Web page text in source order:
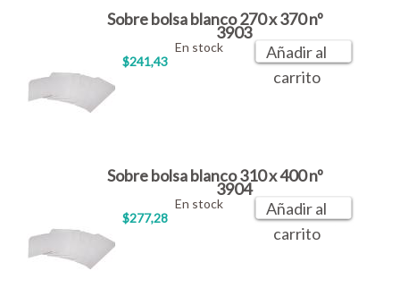
Sobre bolsa blanco 270 x 370 nº
3903
$241,43
En stock
Añadir al
carrito
Sobre bolsa blanco 310 x 400 nº
3904
$277,28
En stock
Añadir al
carrito